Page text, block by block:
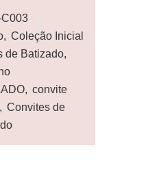
C003
, Coleção Inicial
de Batizado,
, convite
Convites de